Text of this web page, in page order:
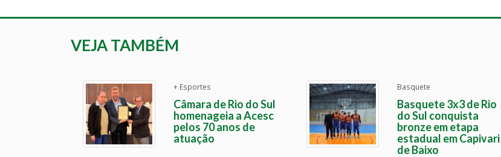
VEJA TAMBÉM
+ Esportes
Câmara de Rio do Sul
homenageia a Acesc
pelos 70 anos de
atuação
Basquete
Basquete 3x3 de Rio
do Sul conquista
bronze em etapa
estadual em Capivari
de Baixo